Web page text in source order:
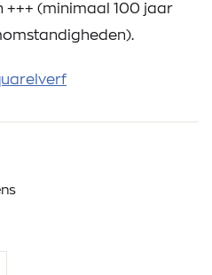
+++ (minimaal 100 jaar